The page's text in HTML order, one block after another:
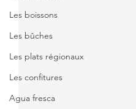
Les boissons
Les bûches
Les plats régionaux
Les confitures
Agua fresca